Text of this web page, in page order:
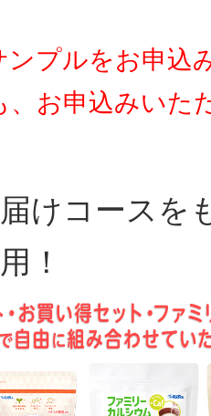
プルをお申込
、お申込みいた
けコースを
！